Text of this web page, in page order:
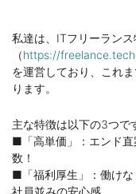
私達は、ITフリーラン
（https://
を運営しており、これ
ります。
主な特徴は以下の3つで
■「高単価」：エンド直
数！
■「福利厚生」：働け
社員並みの安心感